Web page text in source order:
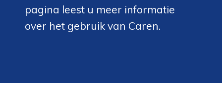
pagina leest u meer informatie
over het gebruik van Caren.